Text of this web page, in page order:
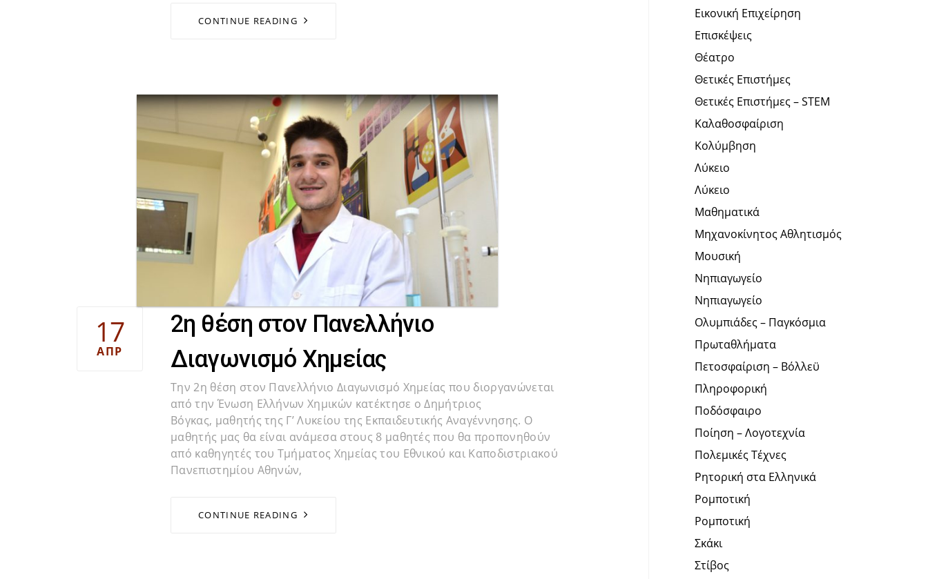
CONTINUE READING
17
ΑΠΡ
2η θέση στον Πανελλήνιο
Διαγωνισμό Χημείας
Την 2η θέση στον Πανελλήνιο Διαγωνισμό Χημείας που διοργανώνεται
από την Ένωση Ελλήνων Χημικών κατέκτησε ο Δημήτριος
Βόγκας, μαθητής της Γ’ Λυκείου της Εκπαιδευτικής Αναγέννησης. Ο
μαθητής μας θα είναι ανάμεσα στους 8 μαθητές που θα προπονηθούν
από καθηγητές του Τμήματος Χημείας του Εθνικού και Καποδιστριακού
Πανεπιστημίου Αθηνών,
CONTINUE READING
Εικονική Επιχείρηση
Επισκέψεις
Θέατρο
Θετικές Επιστήμες
Θετικές Επιστήμες – STEM
Καλαθοσφαίριση
Κολύμβηση
Λύκειο
Λύκειο
Μαθηματικά
Μηχανοκίνητος Αθλητισμός
Μουσική
Νηπιαγωγείο
Νηπιαγωγείο
Ολυμπιάδες – Παγκόσμια
Πρωταθλήματα
Πετοσφαίριση – Βόλλεϋ
Πληροφορική
Ποδόσφαιρο
Ποίηση – Λογοτεχνία
Πολεμικές Τέχνες
Ρητορική στα Ελληνικά
Ρομποτική
Ρομποτική
Σκάκι
Στίβος